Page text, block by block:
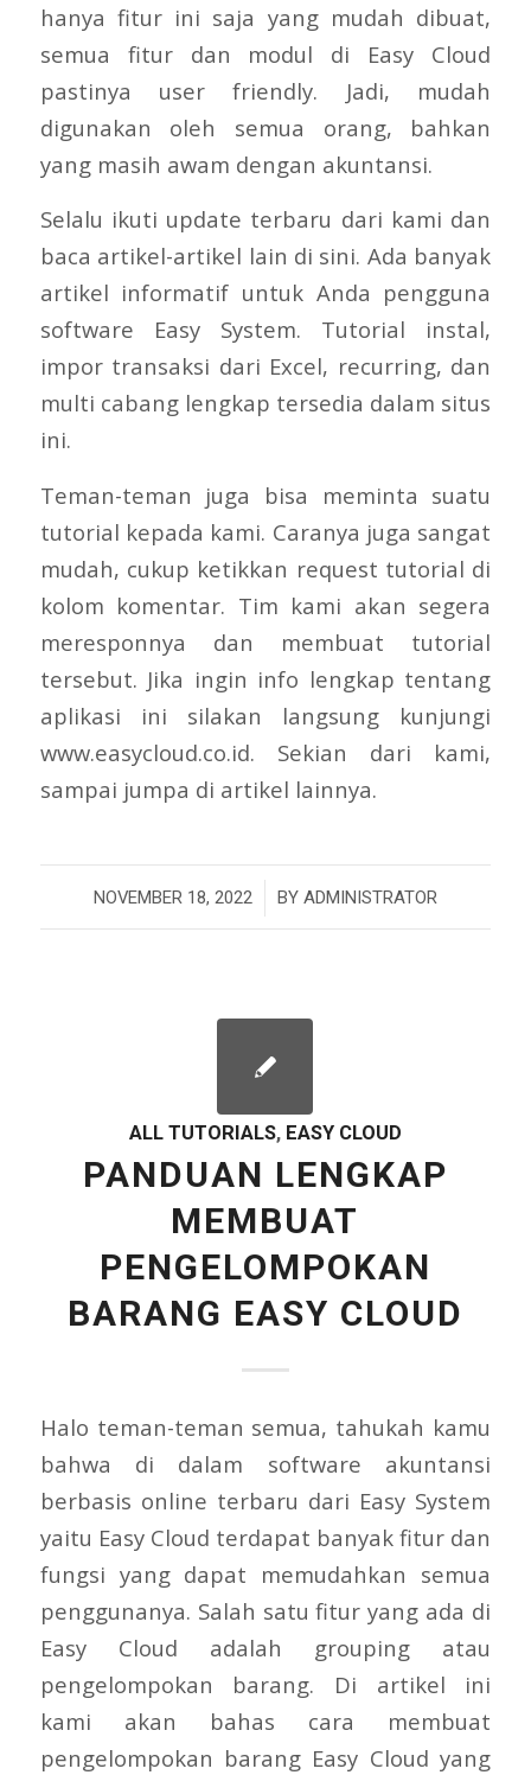
hanya fitur ini saja yang mudah dibuat,
semua fitur dan modul di Easy Cloud
pastinya user friendly. Jadi, mudah
digunakan oleh semua orang, bahkan
yang masih awam dengan akuntansi.
Selalu ikuti update terbaru dari kami dan
baca artikel-artikel lain di sini. Ada banyak
artikel informatif untuk Anda pengguna
software Easy System. Tutorial instal,
impor transaksi dari Excel, recurring, dan
multi cabang lengkap tersedia dalam situs
ini.
Teman-teman juga bisa meminta suatu
tutorial kepada kami. Caranya juga sangat
mudah, cukup ketikkan request tutorial di
kolom komentar. Tim kami akan segera
meresponnya dan membuat tutorial
tersebut. Jika ingin info lengkap tentang
aplikasi ini silakan langsung kunjungi
www.easycloud.co.id. Sekian dari kami,
sampai jumpa di artikel lainnya.
NOVEMBER 18, 2022
/ BY ADMINISTRATOR
ALL TUTORIALS, EASY CLOUD
PANDUAN LENGKAP
MEMBUAT
PENGELOMPOKAN
BARANG EASY CLOUD
Halo teman-teman semua, tahukah kamu
bahwa di dalam software akuntansi
berbasis online terbaru dari Easy System
yaitu Easy Cloud terdapat banyak fitur dan
fungsi yang dapat memudahkan semua
penggunanya. Salah satu fitur yang ada di
Easy Cloud adalah grouping atau
pengelompokan barang. Di artikel ini
kami akan bahas cara membuat
pengelompokan barang Easy Cloud yang